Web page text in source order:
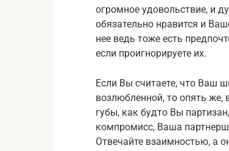
огромное удовольствие, и
обязательно нравится и
нее ведь тоже есть
если проигнорируете их.
Если Вы считаете, что Ваш
возлюбленной, то опять же,
губы, как будто Вы
компромисс, Ваша
Отвечайте взаимностью, а